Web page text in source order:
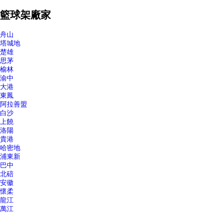
籃球架廠家
舟山
塔城地
楚雄
思茅
榆林
渝中
大港
東鳳
阿拉善盟
白沙
上饒
洛陽
貴港
哈密地
浦東新
巴中
北碚
安徽
懷柔
龍江
萬江